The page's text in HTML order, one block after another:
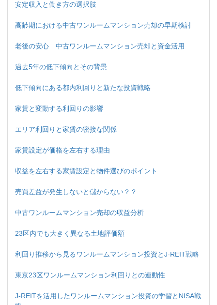
安定収入と働き方の選択肢
高齢期における中古ワンルームマンション売却の早期検討
老後の安心 中古ワンルームマンション売却と資金活用
過去5年の低下傾向とその背景
低下傾向にある都内利回りと新たな投資戦略
家賃と変動する利回りの影響
エリア利回りと家賃の密接な関係
家賃設定が価格を左右する理由
収益を左右する家賃設定と物件選びのポイント
売買差益が発生しないと儲からない？？
中古ワンルームマンション売却の収益分析
23区内でも大きく異なる土地評価額
利回り推移から見るワンルームマンション投資とJ-REIT戦略
東京23区ワンルームマンション利回りとの連動性
J-REITを活用したワンルームマンション投資の学習とNISA戦